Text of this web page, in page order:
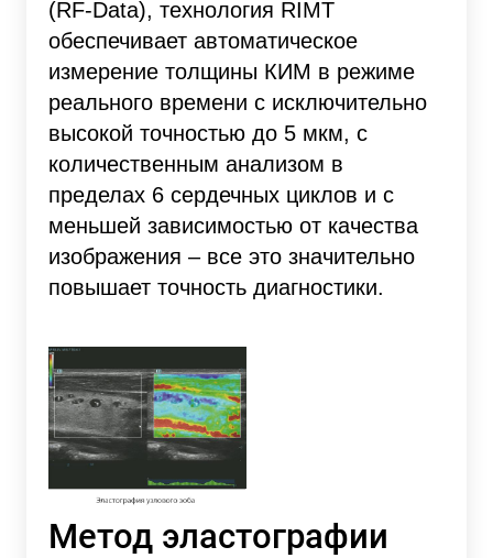
(RF-Data), технология RIMT
обеспечивает автоматическое
измерение толщины КИМ в режиме
реального времени с исключительно
высокой точностью до 5 мкм, с
количественным анализом в
пределах 6 сердечных циклов и с
меньшей зависимостью от качества
изображения – все это значительно
повышает точность диагностики.
Метод эластографии